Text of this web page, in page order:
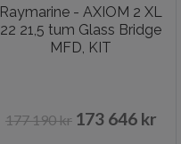
Raymarine - AXIOM 2 XL
22 21,5 tum Glass Bridge
MFD, KIT
177 190 kr 173 646 kr